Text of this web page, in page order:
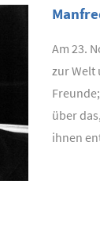
Am 23.
zur Welt
über
ihnen